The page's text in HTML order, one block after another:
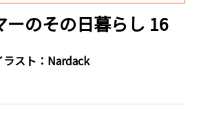
ーのその日暮らし 16
ラスト： Nardack